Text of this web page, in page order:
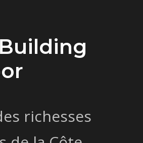
richesses